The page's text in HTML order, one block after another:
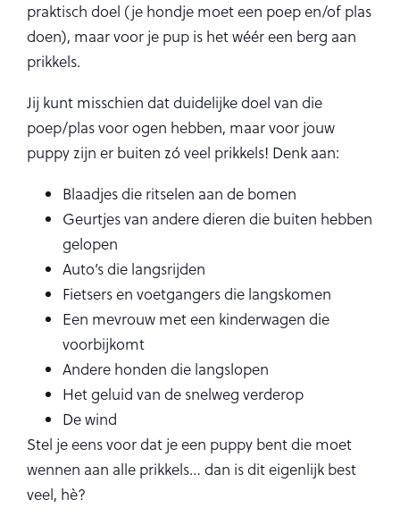
praktisch doel (je hondje moet een poep en/of plas
doen), maar voor je pup is het wéér een berg aan
prikkels.
Jij kunt misschien dat duidelijke doel van die
poep/plas voor ogen hebben, maar voor jouw
puppy zijn er buiten zó veel prikkels! Denk aan:
Blaadjes die ritselen aan de bomen
Geurtjes van andere dieren die buiten hebben
gelopen
Auto’s die langsrijden
Fietsers en voetgangers die langskomen
Een mevrouw met een kinderwagen die
voorbijkomt
Andere honden die langslopen
Het geluid van de snelweg verderop
De wind
Stel je eens voor dat je een puppy bent die moet
wennen aan alle prikkels… dan is dit eigenlijk best
veel, hè?